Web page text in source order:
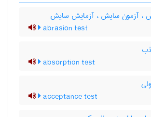
آزمون سایش ، آزمایش سایش
abrasion test
absorption test
acceptance test